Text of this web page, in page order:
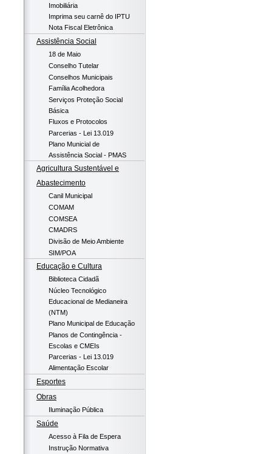
Imobiliária
Imprima seu carnê do IPTU
Nota Fiscal Eletrônica
Assistência Social
18 de Maio
Conselho Tutelar
Conselhos Municipais
Família Acolhedora
Serviços Proteção Social
Básica
Fluxos e Protocolos
Parcerias - Lei 13.019
Plano Municial de
Assistência Social - PMAS
Agricultura Sustentável e
Abastecimento
Canil Municipal
COMAM
COMSEA
CMADRS
Divisão de Meio Ambiente
SIM/POA
Educação e Cultura
Biblioteca Cidadã
Núcleo Tecnológico
Educacional de Medianeira
(NTM)
Plano Municipal de Educação
Planos de Contingência -
Escolas e CMEIs
Parcerias - Lei 13.019
Alimentação Escolar
Esportes
Obras
Iluminação Pública
Saúde
Acesso à Fila de Espera
Instrução Normativa